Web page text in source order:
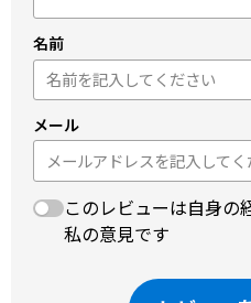
名前
メール
このレビューは自身の
私の意見です